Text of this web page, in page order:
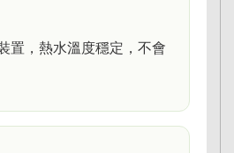
置，熱水溫度穩定，不會